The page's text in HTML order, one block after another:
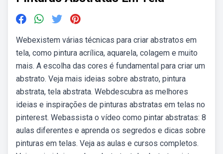
Webexistem várias técnicas para criar abstratos em
tela, como pintura acrílica, aquarela, colagem e muito
mais. A escolha das cores é fundamental para criar um
abstrato. Veja mais ideias sobre abstrato, pintura
abstrata, tela abstrata. Webdescubra as melhores
ideias e inspirações de pinturas abstratas em telas no
pinterest. Webassista o vídeo como pintar abstratas: 8
aulas diferentes e aprenda os segredos e dicas sobre
pinturas em telas. Veja as aulas e cursos completos.